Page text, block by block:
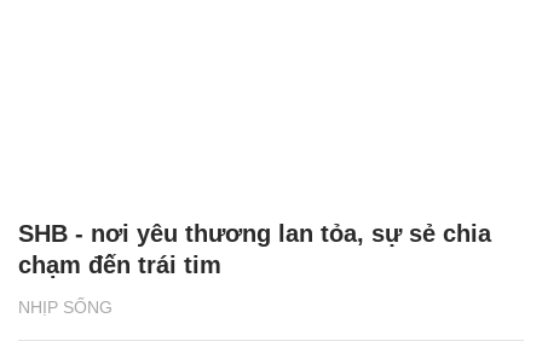
NHỊP SỐNG
SHB - nơi yêu thương lan tỏa, sự sẻ chia
chạm đến trái tim